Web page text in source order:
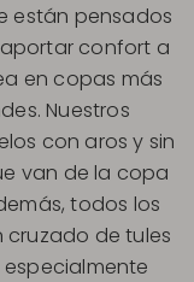
están pensados
confort a
en copas más
Nuestros
con aros y sin
van de la copa
todos los
cruzado de tules